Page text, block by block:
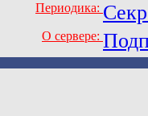
Периодика:
О сервере: